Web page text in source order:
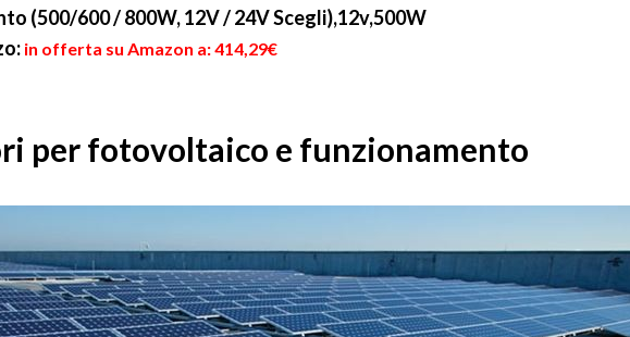
(500/600 / 800W, 12V / 24V Scegli),12v,500W
in offerta su Amazon a: 414,29€
per fotovoltaico e funzionamento